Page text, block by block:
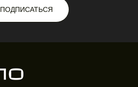
ПОДПИСАТЬСЯ